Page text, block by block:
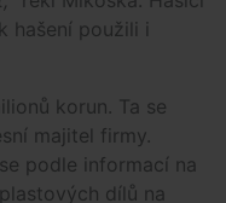
použili i
korun. Ta se
majitel firmy.
podle informací na
dílů na